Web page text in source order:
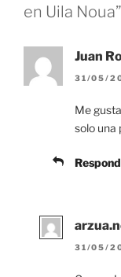
en Uila Noua”
Juan
31/05/
Me
solo una
31/05/